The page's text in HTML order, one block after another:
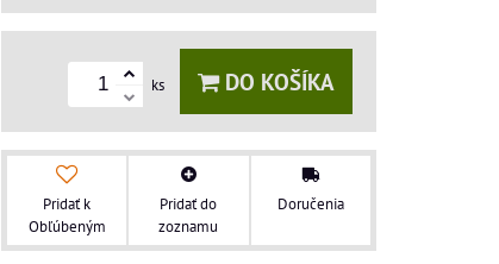
ks DO KOŠÍKA
Pridať k
Obľúbeným
Pridať do
zoznamu
Doručenia